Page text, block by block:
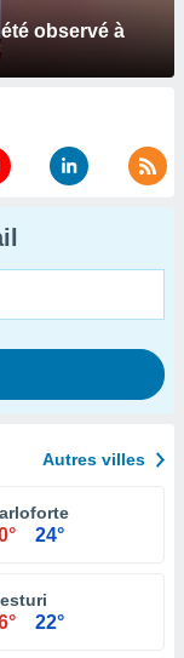
observé à
Autres villes
24°
22°